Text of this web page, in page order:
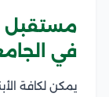
مستقبل
في
يمكن لكافة